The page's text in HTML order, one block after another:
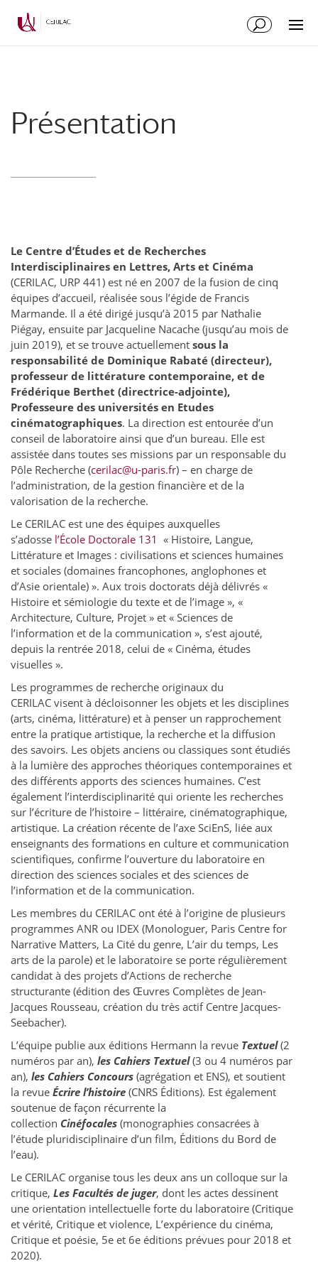
Présentation
Le Centre d’Études et de Recherches
Interdisciplinaires en Lettres, Arts et Cinéma
(CERILAC, URP 441) est né en 2007 de la fusion de cinq
équipes d’accueil, réalisée sous l’égide de Francis
Marmande. Il a été dirigé jusqu’à 2015 par Nathalie
Piégay, ensuite par Jacqueline Nacache (jusqu’au mois de
juin 2019), et se trouve actuellement sous la
responsabilité de Dominique Rabaté (directeur),
professeur de littérature contemporaine, et de
Frédérique Berthet (directrice-adjointe),
Professeure des universités en Etudes
cinématographiques. La direction est entourée d’un
conseil de laboratoire ainsi que d’un bureau. Elle est
assistée dans toutes ses missions par un responsable du
Pôle Recherche (cerilac@u-paris.fr) – en charge de
l’administration, de la gestion financière et de la
valorisation de la recherche.
Le CERILAC est une des équipes auxquelles
s’adosse l’École Doctorale 131 « Histoire, Langue,
Littérature et Images : civilisations et sciences humaines
et sociales (domaines francophones, anglophones et
d’Asie orientale) ». Aux trois doctorats déjà délivrés «
Histoire et sémiologie du texte et de l’image », «
Architecture, Culture, Projet » et « Sciences de
l’information et de la communication », s’est ajouté,
depuis la rentrée 2018, celui de « Cinéma, études
visuelles ».
Les programmes de recherche originaux du
CERILAC visent à décloisonner les objets et les disciplines
(arts, cinéma, littérature) et à penser un rapprochement
entre la pratique artistique, la recherche et la diffusion
des savoirs. Les objets anciens ou classiques sont étudiés
à la lumière des approches théoriques contemporaines et
des différents apports des sciences humaines. C’est
également l’interdisciplinarité qui oriente les recherches
sur l’écriture de l’histoire – littéraire, cinématographique,
artistique. La création récente de l’axe SciEnS, liée aux
enseignants des formations en culture et communication
scientifiques, confirme l’ouverture du laboratoire en
direction des sciences sociales et des sciences de
l’information et de la communication.
Les membres du CERILAC ont été à l’origine de plusieurs
programmes ANR ou IDEX (Monologuer, Paris Centre for
Narrative Matters, La Cité du genre, L’air du temps, Les
arts de la parole) et le laboratoire se porte régulièrement
candidat à des projets d’Actions de recherche
structurante (édition des Œuvres Complètes de Jean-
Jacques Rousseau, création du très actif Centre Jacques-
Seebacher).
L’équipe publie aux éditions Hermann la revue Textuel(2
numéros par an), les Cahiers Textuel(3 ou 4 numéros par
an), les Cahiers Concours (agrégation et ENS), et soutient
la revue Écrire l’histoire (CNRS Éditions). Est également
soutenue de façon récurrente la
collection Cinéfocales (monographies consacrées à
l’étude pluridisciplinaire d’un film, Éditions du Bord de
l’eau).
Le CERILAC organise tous les deux ans un colloque sur la
critique, Les Facultés de juger, dont les actes dessinent
une orientation intellectuelle forte du laboratoire (Critique
et vérité, Critique et violence, L’expérience du cinéma,
Critique et poésie, 5e et 6e éditions prévues pour 2018 et
2020).